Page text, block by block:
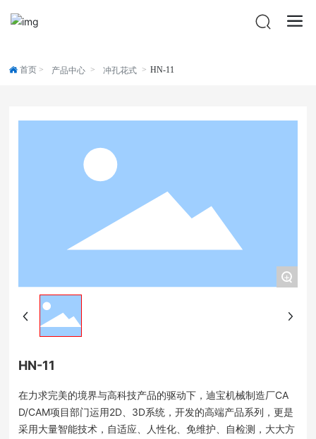
首页 产品中心 冲孔花式 HN-11
+
HN-11
在力求完美的境界与高科技产品的驱动下，迪宝机械制造厂CA
D/CAM项目部门运用2D、3D系统，开发的高端产品系列，更是
采用大量智能技术，自适应、人性化、免维护、自检测，大大方